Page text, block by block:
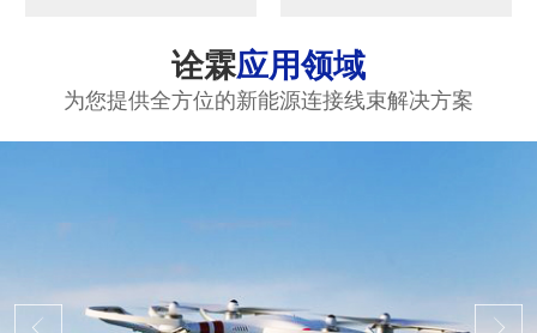
诠霖应用领域
为您提供全方位的新能源连接线束解决方案